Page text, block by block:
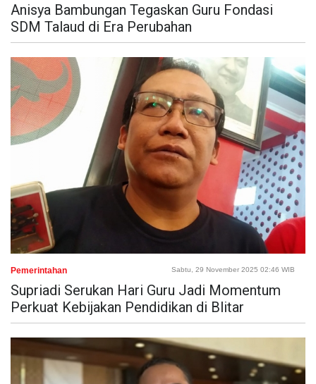
Anisya Bambungan Tegaskan Guru Fondasi
SDM Talaud di Era Perubahan
Pemerintahan Sabtu, 29 November 2025 02:46 WIB
Supriadi Serukan Hari Guru Jadi Momentum
Perkuat Kebijakan Pendidikan di Blitar